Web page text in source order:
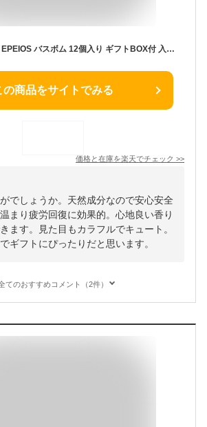
【ラッピング無料】EPEIOS バスボム 12個入り ギフトBOX付 入浴剤 保湿 天然成分 炭酸 バスボール 詰め合わせ セット かわいい おしゃれ 癒し リラックス 風呂 バスタイム 雑貨 ギフト プレゼント お祝い お返し 誕生日 女性 子供 家族
の商品をサイトでみる
価格と在庫を楽天でチェック >>
でしょうか。天然成分なので安心安全
まり疲労回復に効果的。心地良い香り
ます。見た目もカラフルでキュート。
ギフトにぴったりだと思います。
てのおすすめコメント（2件）